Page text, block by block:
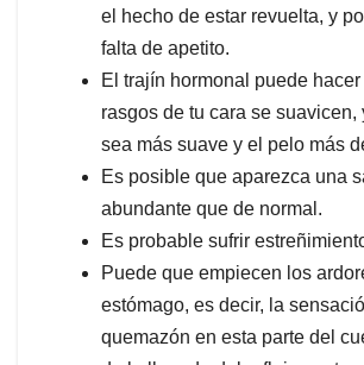
el hecho de estar revuelta, y
falta de apetito.
El trajín hormonal puede
rasgos de tu cara se suavicen,
sea más suave y el pelo más
Es posible que aparezca una
abundante que de normal.
Es probable sufrir
Puede que empiecen los
estómago, es decir, la
quemazón en esta parte del